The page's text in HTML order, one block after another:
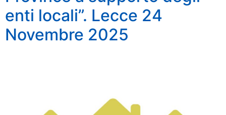
enti locali”. Lecce 24
Novembre 2025